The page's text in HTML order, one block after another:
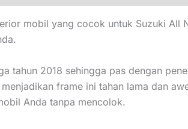
mobil yang cocok untuk Suzuki
tahun 2018 sehingga pas dengan
frame ini tahan lama dan
Anda tanpa mencolok.